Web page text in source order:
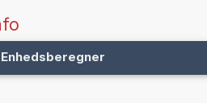
Enhedsberegner